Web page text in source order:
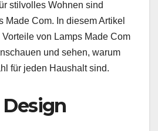
stilvolles Wohnen sind
Made Com. In diesem Artikel
von Lamps Made Com
und sehen, warum
für jeden Haushalt sind.